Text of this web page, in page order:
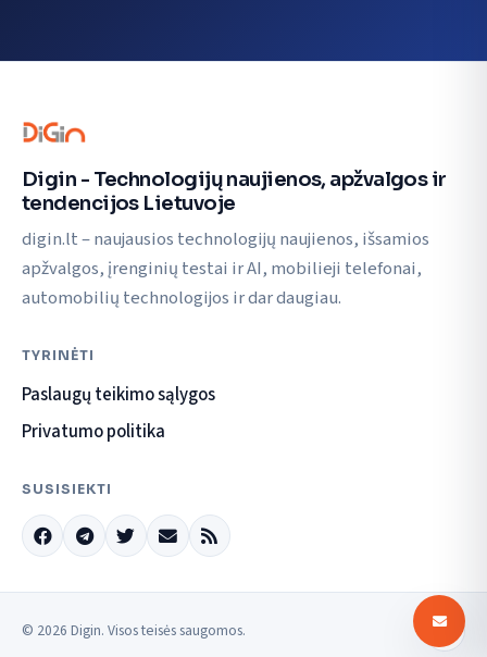
Digin - Technologijų naujienos, apžvalgos ir
tendencijos Lietuvoje
digin.lt – naujausios technologijų naujienos, išsamios
apžvalgos, įrenginių testai ir AI, mobilieji telefonai,
automobilių technologijos ir dar daugiau.
TYRINĖTI
Paslaugų teikimo sąlygos
Privatumo politika
SUSISIEKTI
© 2026 Digin. Visos teisės saugomos.